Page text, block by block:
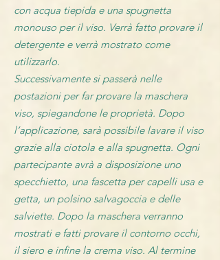
con acqua tiepida e una spugnetta
monouso per il viso. Verrà fatto provare il
detergente e verrà mostrato come
utilizzarlo.
Successivamente si passerà nelle
postazioni per far provare la maschera
viso, spiegandone le proprietà. Dopo
l’applicazione, sarà possibile lavare il viso
grazie alla ciotola e alla spugnetta. Ogni
partecipante avrà a disposizione uno
specchietto, una fascetta per capelli usa e
getta, un polsino salvagoccia e delle
salviette. Dopo la maschera verranno
mostrati e fatti provare il contorno occhi,
il siero e infine la crema viso. Al termine